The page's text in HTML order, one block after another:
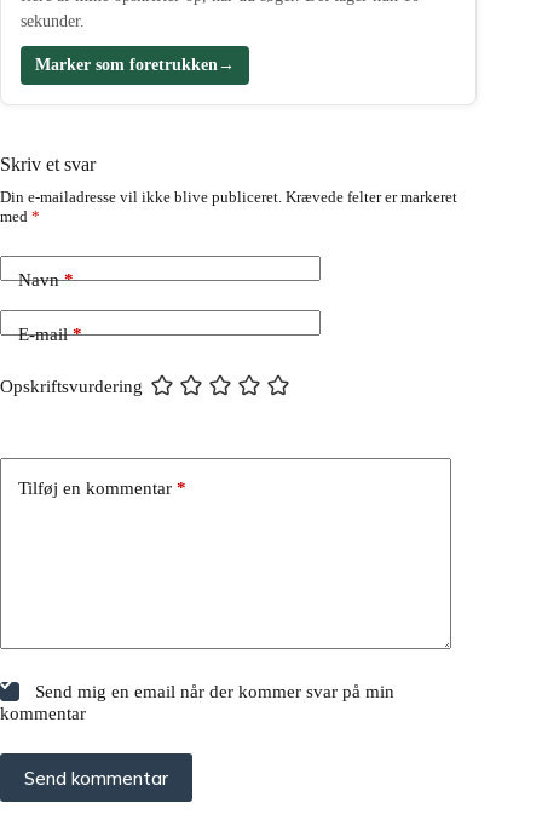
sekunder.
Marker som foretrukken→
Skriv et svar
Din e-mailadresse vil ikke blive publiceret. Krævede felter er markeret
med *
Navn*
E-mail*
Opskriftsvurdering
Tilføj en kommentar *
Send mig en email når der kommer svar på min
kommentar
Send kommentar